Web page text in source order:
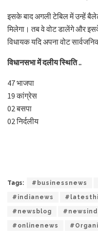
इसके बाद अगली टेबिल में उन्हें
मिलेगा। तब वे वोट डालेंगे और
विधायक यदि अपना वोट
विधानसभा में दलीय स्थिति ..
47 भाजपा
19 कांग्रेस
02 बसपा
02 निर्दलीय
Tags: #businessnews
#indianews
#newsblog
#onlinenews